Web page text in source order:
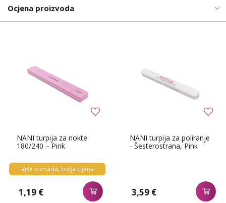
Ocjena proizvoda
NANI turpija za nokte
180/240 – Pink
Više komada, bolja cijena
1,19 €
NANI turpija za poliranje
- Šesterostrana, Pink
3,59 €